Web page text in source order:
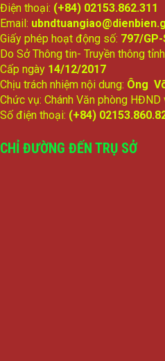
Điện thoại: (+84) 02153.862.311
Email:
Giấy phép hoạt động số: 797/
Do Sở Thông tin- Truyền thông
Cấp ngày 14/12/2017
Chịu trách nhiệm nội dung: Ông
Chức vụ: Chánh Văn phòng HĐND
Số điện thoại: (+84)
CHỈ ĐƯỜNG ĐẾN TRỤ SỞ